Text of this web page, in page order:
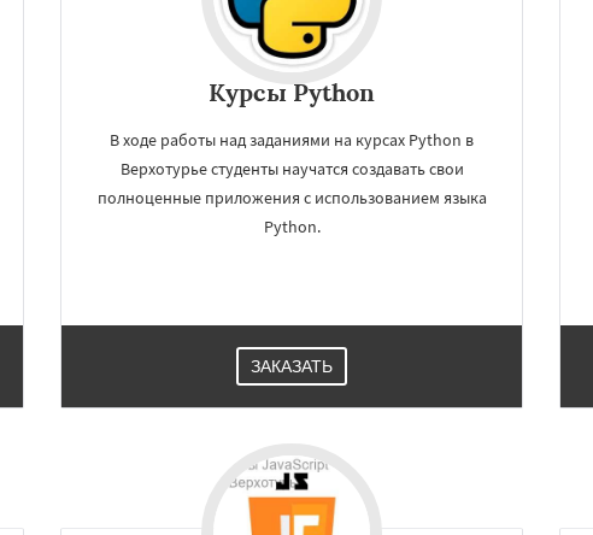
Курсы Python
В ходе работы над заданиями на курсах Python в
Верхотурье студенты научатся создавать свои
полноценные приложения с использованием языка
Python.
ЗАКАЗАТЬ